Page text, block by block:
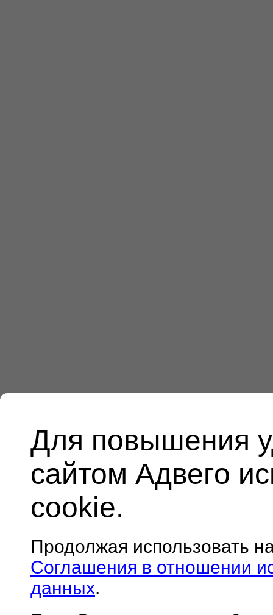
Для повышения
сайтом Адвего
cookie.
Продолжая использовать
Соглашения в отношении
данных.